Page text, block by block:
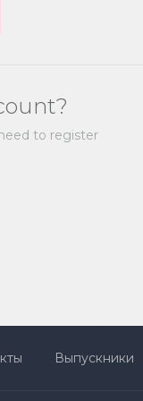
to register
Выпускники